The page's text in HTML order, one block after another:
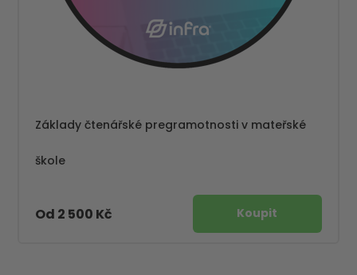
Základy čtenářské pregramotnosti v mateřské
škole
Od 2 500 Kč